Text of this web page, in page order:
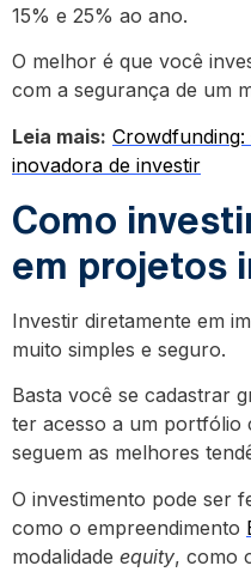
15% e 25% ao ano.
O melhor é que você
com a segurança de um
Leia mais:
inovadora de investir
Como
em projetos
Investir diretamente em
muito simples e seguro.
Basta você se cadastrar
ter acesso a um portfólio
seguem as melhores
O investimento pode ser
como o empreendimento
modalidade equity, como